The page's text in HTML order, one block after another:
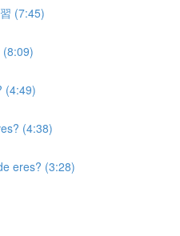
(7:45)
(8:09)
(4:49)
(4:38)
eres? (3:28)